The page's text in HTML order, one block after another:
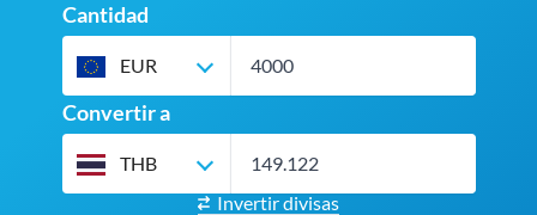
Cantidad
EUR
Convertir a
THB
Invertir divisas